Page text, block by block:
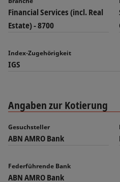
Financial Services (incl. Real
Estate) - 8700
Index-Zugehörigkeit
IGS
Angaben zur Kotierung
Gesuchsteller
ABN AMRO Bank
Federführende Bank
ABN AMRO Bank